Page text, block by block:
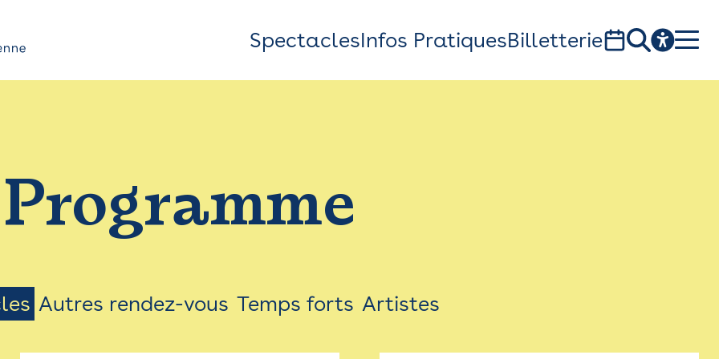
Top
Bar
Menu
SpectaclesInfos PratiquesBilletterie
1, av. du Chateau d'eau - 31300 Toulouse
Programme
Autres rendez-vous Temps forts Artistes